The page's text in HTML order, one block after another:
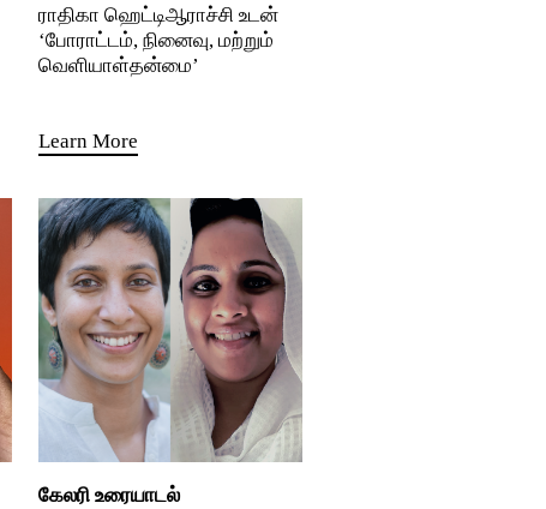
ராதிகா ஹெட்டிஆராச்சி உடன்
‘போராட்டம், நினைவு, மற்றும்
வெளியாள்தன்மை’
Learn More
கேலரி உரையாடல்